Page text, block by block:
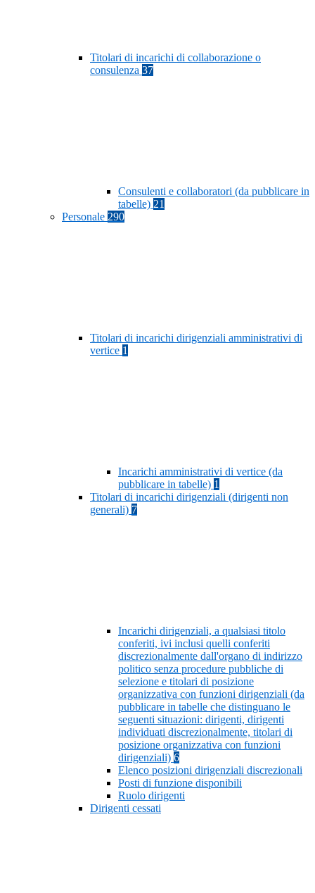
Titolari di incarichi di collaborazione o
consulenza 37
Consulenti e collaboratori (da pubblicare in
tabelle) 21
Personale 290
Titolari di incarichi dirigenziali amministrativi di
vertice 1
Incarichi amministrativi di vertice (da
pubblicare in tabelle) 1
Titolari di incarichi dirigenziali (dirigenti non
generali) 7
Incarichi dirigenziali, a qualsiasi titolo
conferiti, ivi inclusi quelli conferiti
discrezionalmente dall'organo di indirizzo
politico senza procedure pubbliche di
selezione e titolari di posizione
organizzativa con funzioni dirigenziali (da
pubblicare in tabelle che distinguano le
seguenti situazioni: dirigenti, dirigenti
individuati discrezionalmente, titolari di
posizione organizzativa con funzioni
dirigenziali) 6
Elenco posizioni dirigenziali discrezionali
Posti di funzione disponibili
Ruolo dirigenti
Dirigenti cessati